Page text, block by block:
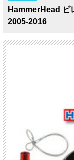
HammerHead ビ
2005-2016